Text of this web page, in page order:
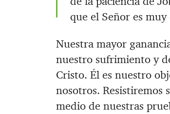
que el Señor es
Nuestra mayor
nuestro sufrimiento y
Cristo. Él es nuestro
nosotros. Resistiremos
medio de nuestras